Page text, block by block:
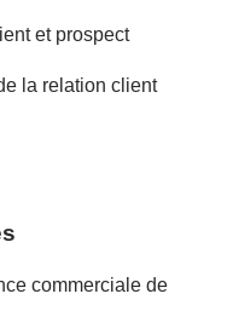
et prospect
la relation client
commerciale de